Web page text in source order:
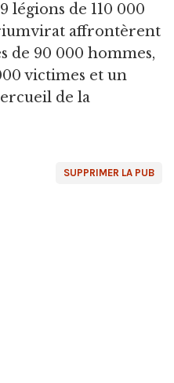
légions de 110 000
affrontèrent
de 90 000 hommes,
victimes et un
de la
SUPPRIMER LA PUB